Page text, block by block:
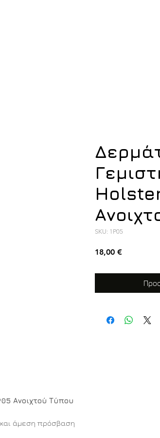
Ανοιχτού Τύπου
και άμεση πρόσβαση
SKU: 1P05
18,00 €Τιμή